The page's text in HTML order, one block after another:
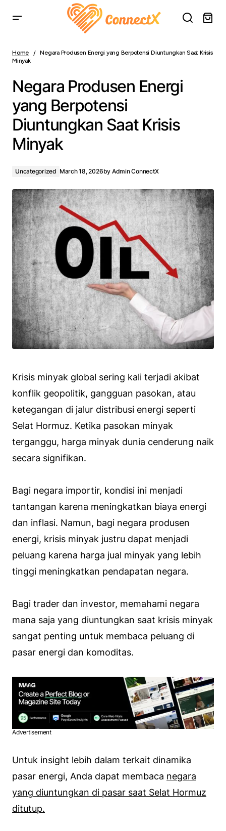
Saat Krisis Minyak
Home
Negara Produsen Energi yang Berpotensi Diuntungkan Saat Krisis
Minyak
Negara Produsen Energi
yang Berpotensi
Diuntungkan Saat Krisis
Minyak
Uncategorized March 18, 2026by Admin ConnectX
Krisis minyak global sering kali terjadi akibat
konflik geopolitik, gangguan pasokan, atau
ketegangan di jalur distribusi energi seperti
Selat Hormuz. Ketika pasokan minyak
terganggu, harga minyak dunia cenderung naik
secara signifikan.
Bagi negara importir, kondisi ini menjadi
tantangan karena meningkatkan biaya energi
dan inflasi. Namun, bagi negara produsen
energi, krisis minyak justru dapat menjadi
peluang karena harga jual minyak yang lebih
tinggi meningkatkan pendapatan negara.
Bagi trader dan investor, memahami negara
mana saja yang diuntungkan saat krisis minyak
sangat penting untuk membaca peluang di
pasar energi dan komoditas.
Advertisement
Untuk insight lebih dalam terkait dinamika
pasar energi, Anda dapat membaca negara
yang diuntungkan di pasar saat Selat Hormuz
ditutup.